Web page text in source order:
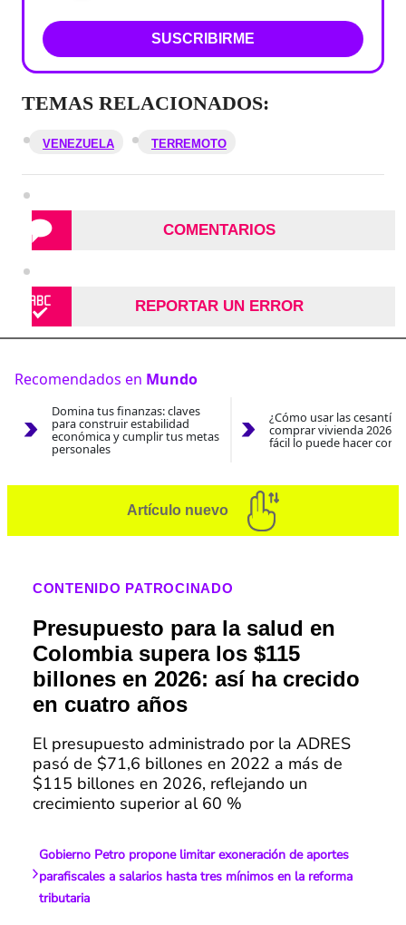
SUSCRIBIRME
TEMAS RELACIONADOS:
VENEZUELA TERREMOTO
COMENTARIOS
REPORTAR UN ERROR
Recomendados en Mundo
Domina tus finanzas: claves
para construir estabilidad
económica y cumplir tus metas
personales
¿Cómo usar las
comprar vivienda 2026?
fácil lo puede hacer con
Artículo nuevo
CONTENIDO PATROCINADO
Presupuesto para la salud en
Colombia supera los $115
billones en 2026: así ha crecido
en cuatro años
El presupuesto administrado por la ADRES
pasó de $71,6 billones en 2022 a más de
$115 billones en 2026, reflejando un
crecimiento superior al 60 %
Gobierno Petro propone limitar exoneración de aportes
parafiscales a salarios hasta tres mínimos en la reforma
tributaria